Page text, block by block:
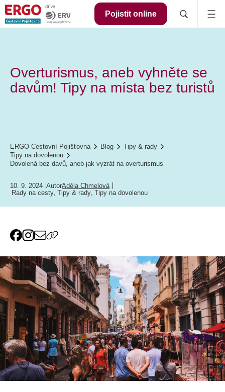
Pojistit online
Overturismus, aneb vyhněte se
davům! Tipy na místa bez turistů
ERGO Cestovní Pojišťovna Blog
Tipy & rady
Tipy na dovolenou
Dovolená bez davů, aneb jak vyzrát na overturismus
10. 9. 2024 AutorAdéla Chmelová
Rady na cesty, Tipy & rady, Tipy na dovolenou